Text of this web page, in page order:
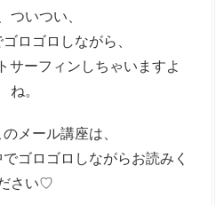
ついつい、
ロゴロしながら、
サーフィンしちゃいますよ
ね。
メール講座は、
ゴロゴロしながらお読みく
さい♡